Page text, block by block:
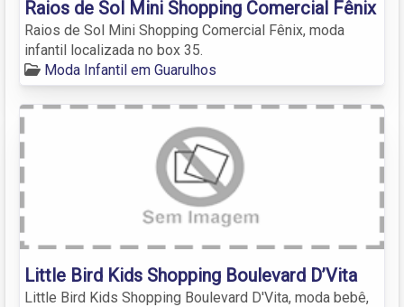
Raios de Sol Mini Shopping Comercial Fênix
Raios de Sol Mini Shopping Comercial Fênix, moda
infantil localizada no box 35.
Moda Infantil em Guarulhos
Little Bird Kids Shopping Boulevard D’Vita
Little Bird Kids Shopping Boulevard D'Vita, moda bebê,